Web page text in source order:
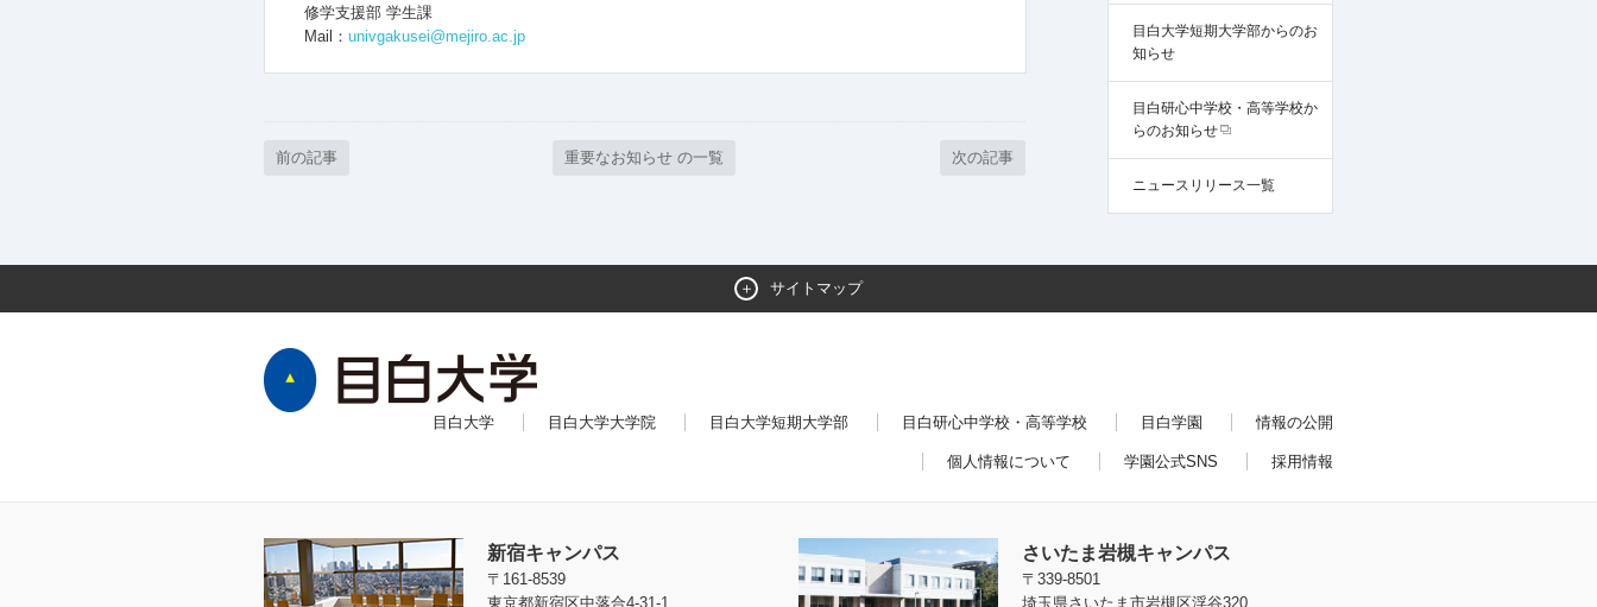
修学支援部 学生課
Mail： univgakusei@mejiro.ac.jp
前の記事 重要なお知らせ の一覧 次の記事
目白大学短期大学部からのお
知らせ
目白研心中学校・高等学校か
らのお知らせ
ニュースリリース一覧
サイトマップ
目白大学 目白大学大学院 目白大学短期大学部 目白研心中学校・高等学校 目白学園 情報の公開
個人情報について 学園公式SNS 採用情報
新宿キャンパス
〒161-8539
東京都新宿区中落合4-31-1
さいたま岩槻キャンパス
〒339-8501
埼玉県さいたま市岩槻区浮谷320